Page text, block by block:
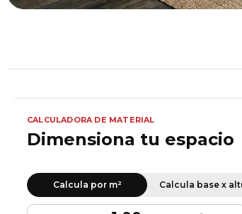
CALCULADORA DE MATERIAL
Dimensiona tu espacio
Calcula por m² Calcula base x